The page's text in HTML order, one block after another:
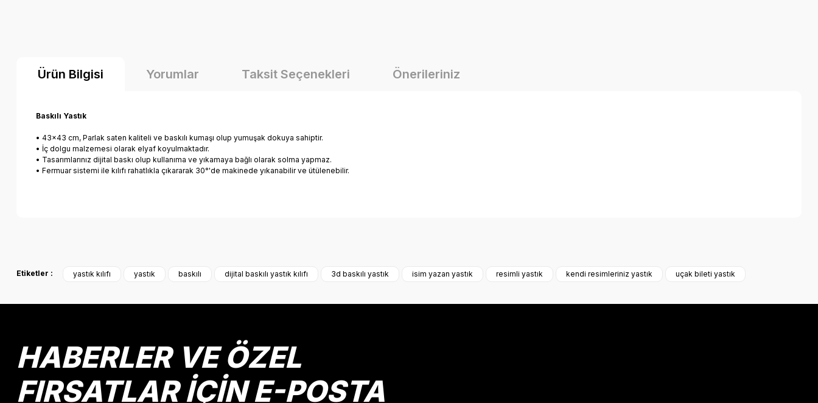
Ürün Bilgisi Yorumlar Taksit Seçenekleri Önerileriniz
Baskılı Yastık
• 43×43 cm, Parlak saten kaliteli ve baskılı kumaşı olup yumuşak dokuya sahiptir.
• İç dolgu malzemesi olarak elyaf koyulmaktadır.
• Tasarımlarınız dijital baskı olup kullanıma ve yıkamaya bağlı olarak solma yapmaz.
• Fermuar sistemi ile kılıfı rahatlıkla çıkararak 30°'de makinede yıkanabilir ve ütülenebilir.
Ürün açıklamasında eksik bilgiler bulunuyor.
Bu ürüne benzer farklı alternatifler olmalı.
Etiketler : yastık kılıfı yastık baskılı dijital baskılı yastık kılıfı 3d baskılı yastık isim yazan yastık resimli yastık kendi resimleriniz yastık uçak bileti yastık
HABERLER VE ÖZEL
FIRSATLAR İÇİN E-POSTA